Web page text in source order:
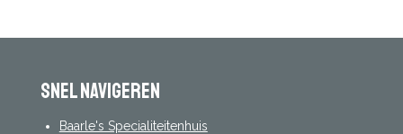
Snel navigeren
Baarle's Specialiteitenhuis